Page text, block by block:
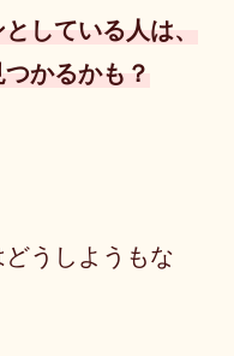
している人は、
かるかも？
うしようもな